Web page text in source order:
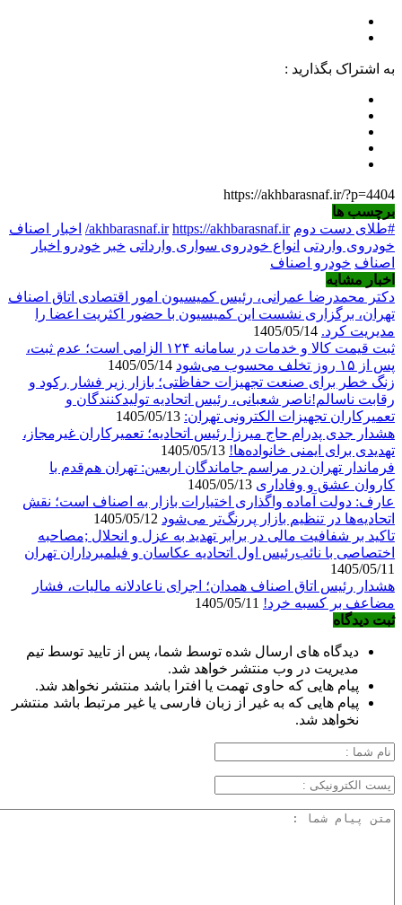
به اشتراک بگذارید :
https://akhbarasnaf.ir/?p=4404
برچسب ها
#طلای دست دوم
akhbarasnaf.ir https://akhbarasnaf.ir/
اخبار اصناف
خودروی واردتی انواع خودروی سواری وارداتی خبر خودرو اخبار
اصناف خودرو اصناف
اخبار مشابه
دکتر محمدرضا عمرانی، رئیس کمیسیون امور اقتصادی اتاق اصناف
تهران، برگزاری نشست این کمیسیون با حضور اکثریت اعضا را
مدیریت کرد.
ثبت قیمت کالا و خدمات در سامانه ۱۲۴ الزامی است؛ عدم ثبت،
پس از ۱۵ روز تخلف محسوب می‌شود
زنگ خطر برای صنعت تجهیزات حفاظتی؛ بازار زیر فشار رکود و
رقابت ناسالم!ناصر شعبانی، رئیس اتحادیه تولیدکنندگان و
تعمیرکاران تجهیزات الکترونی تهران:
هشدار جدی پدرام حاج میرزا رئیس اتحادیه؛ تعمیرکاران غیرمجاز،
تهدیدی برای ایمنی خانواده‌ها!
فرماندار تهران در مراسم جاماندگان اربعین: تهران هم‌قدم با
کاروان عشق و وفاداری
عارف: دولت آماده واگذاری اختیارات بازار به اصناف است؛ نقش
اتحادیه‌ها در تنظیم بازار پررنگ‌تر می‌شود
تاکید بر شفافیت مالی در برابر تهدید به عزل و انحلال ;مصاحبه
اختصاصی با نائب‌رئیس اول اتحادیه عکاسان و فیلمبرداران تهران
1405/05/11
هشدار رئیس اتاق اصناف همدان؛ اجرای ناعادلانه مالیات، فشار
مضاعف بر کسبه خرد!
ثبت دیدگاه
دیدگاه های ارسال شده توسط شما، پس از تایید توسط تیم
مدیریت در وب منتشر خواهد شد.
پیام هایی که حاوی تهمت یا افترا باشد منتشر نخواهد شد.
پیام هایی که به غیر از زبان فارسی یا غیر مرتبط باشد منتشر
نخواهد شد.